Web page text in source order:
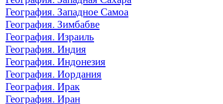
География. Западное Самоа
География. Зимбабве
География. Израиль
География. Индия
География. Индонезия
География. Иордания
География. Ирак
География. Иран